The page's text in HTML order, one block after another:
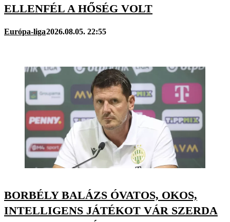
ELLENFÉL A HŐSÉG VOLT
Európa-liga2026.08.05. 22:55
BORBÉLY BALÁZS ÓVATOS, OKOS,
INTELLIGENS JÁTÉKOT VÁR SZERDA